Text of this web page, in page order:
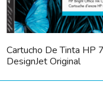
Cartucho De Tinta HP
DesignJet Original